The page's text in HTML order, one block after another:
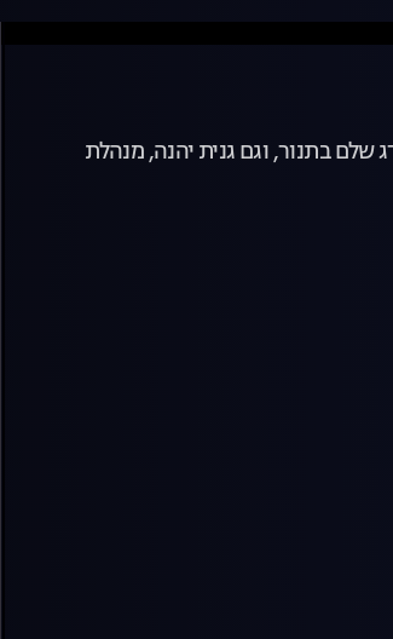
שלם בתנור, וגם גנית יהנה, מנהלת